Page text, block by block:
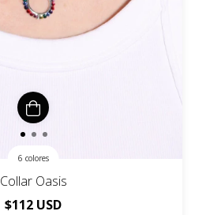
6 colores
Collar Oasis
$112 USD